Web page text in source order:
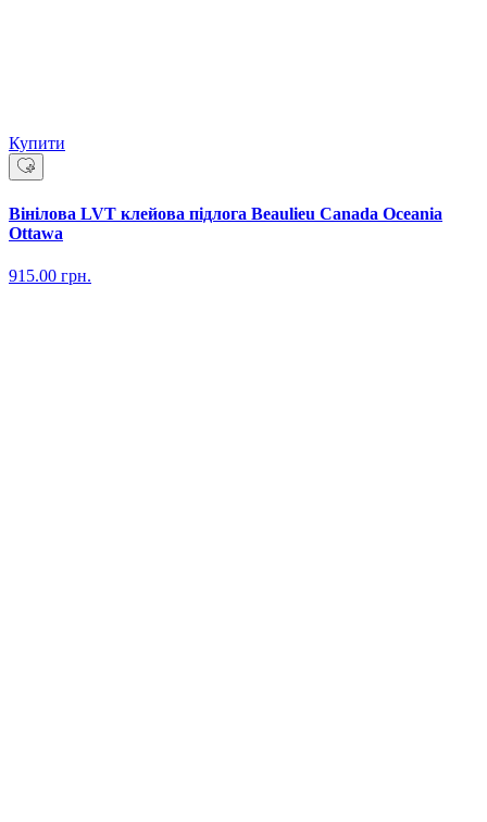
Купити
Вінілова LVT клейова підлога Beaulieu Canada Oceania
Ottawa
915.00 грн.